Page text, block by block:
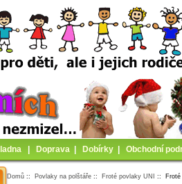
Doprava Dobírky Obchodní
Domů :: Povlaky na polštáře :: Froté povlaky UNI :: Froté